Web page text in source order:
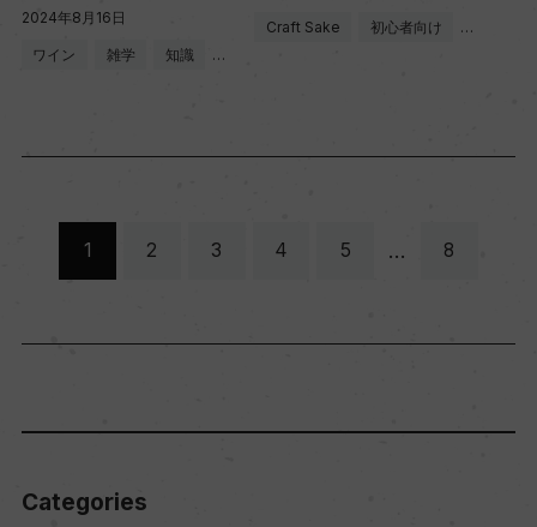
2024年8月16日
ワイン 雑学 知識 …
Craft Sake 初心者向け …
Categories
1 2 3 4 5 … 8